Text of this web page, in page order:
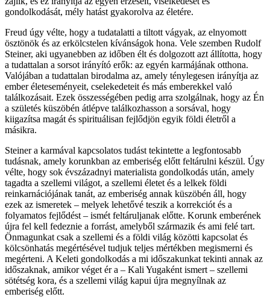
gondolkodását, mély hatást gyakorolva az életére.
Freud úgy vélte, hogy a tudatalatti a tiltott vágyak, az elnyomott
ösztönök és az erkölcstelen kívánságok hona. Vele szemben Rudolf
Steiner, aki ugyanebben az időben élt és dolgozott azt állította, hogy
a tudattalan a sorsot irányító erők: az egyén karmájának otthona.
Valójában a tudattalan birodalma az, amely ténylegesen irányítja az
ember életeseményeit, cselekedeteit és más emberekkel való
találkozásait. Ezek összességében pedig arra szolgálnak, hogy az Én
a születés küszöbén átlépve találkozhasson a sorsával, hogy
kiigazítsa magát és spirituálisan fejlődjön egyik földi életről a
másikra.
Steiner a karmával kapcsolatos tudást tekintette a legfontosabb
tudásnak, amely korunkban az emberiség előtt feltárulni készül. Úgy
vélte, hogy sok évszázadnyi materialista gondolkodás után, amely
tagadta a szellemi világot, a szellemi életet és a lelkek földi
reinkarnációjának tanát, az emberiség annak küszöbén áll, hogy
ezek az ismeretek – melyek lehetővé teszik a korrekciót és a
folyamatos fejlődést – ismét feltáruljanak előtte. Korunk emberének
újra fel kell fedeznie a forrást, amelyből származik és ami felé tart.
Önmagunkat csak a szellemi és a földi világ közötti kapcsolat és
kölcsönhatás megértésével tudjuk teljes mértékben megismerni és
megérteni. A Keleti gondolkodás a mi időszakunkat tekinti annak az
időszaknak, amikor véget ér a – Kali Yugaként ismert – szellemi
sötétség kora, és a szellemi világ kapui újra megnyílnak az
emberiség előtt.